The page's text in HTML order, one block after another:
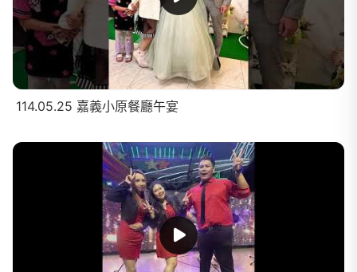
114.05.25 嘉義小原餐廳午宴